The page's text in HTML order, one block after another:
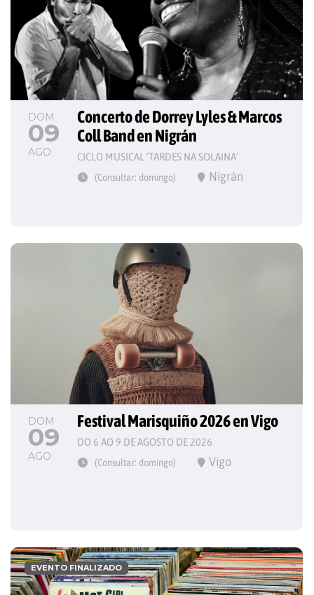
DOM
09
AGO
Concerto de Dorrey Lyles & Marcos
Coll Band en Nigrán
CICLO MUSICAL ‘TARDES NA SOLAINA’
(Consultar: domingo) Nigrán
DOM
09
AGO
Festival Marisquiño 2026 en Vigo
DO 6 AO 9 DE AGOSTO DE 2026
(Consultar: domingo) Vigo
EVENTO FINALIZADO